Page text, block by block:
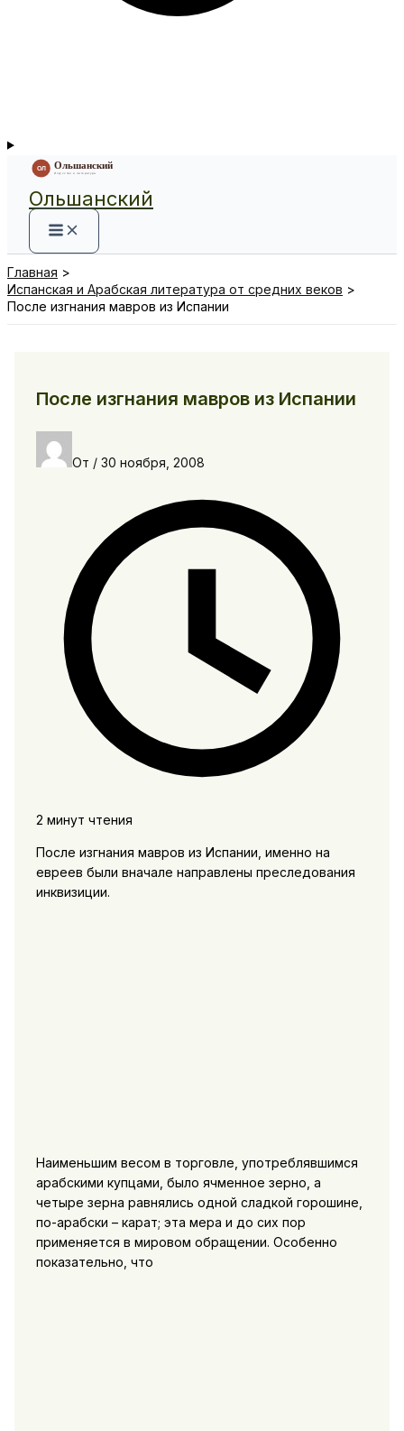
Ольшанский
Главная
Испанская и Арабская литература от средних веков
После изгнания мавров из Испании
После изгнания мавров из Испании
От / 30 ноября, 2008
2 минут чтения
После изгнания мавров из Испании, именно на
евреев были вначале направлены преследования
инквизиции.
Наименьшим весом в торговле, употреблявшимся
арабскими купцами, было ячменное зерно, а
четыре зерна равнялись одной сладкой горошине,
по-арабски – карат; эта мера и до сих пор
применяется в мировом обращении. Особенно
показательно, что